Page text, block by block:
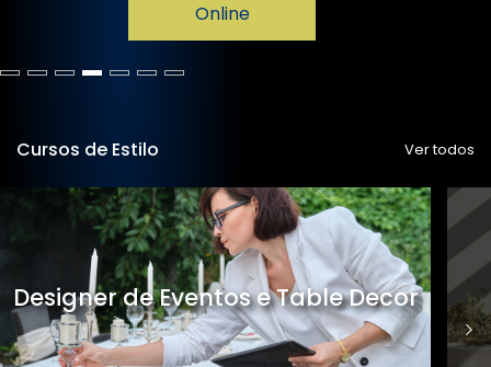
Online
Cursos de Estilo Ver todos
Designer de Eventos e Table Decor